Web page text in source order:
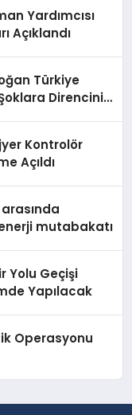
Yardımcısı
Açıklandı
Türkiye
Direncini
Kontrolör
Açıldı
mutabakatı
Yolu Geçişi
Yapılacak
Operasyonu